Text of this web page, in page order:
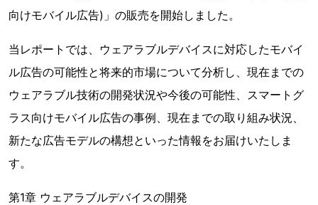
向けモバイル広告)」の販売を開始しました。
当レポートでは、ウェアラブルデバイスに対応したモバイ
ル広告の可能性と将来的市場について分析し、現在までの
ウェアラブル技術の開発状況や今後の可能性、スマートグ
ラス向けモバイル広告の事例、現在までの取り組み状況、
新たな広告モデルの構想といった情報をお届けいたしま
す。
第1章 ウェアラブルデバイスの開発